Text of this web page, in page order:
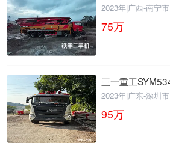
2023年|广西-南宁市
75万
三一重工
2023年|广东-深圳市
95万